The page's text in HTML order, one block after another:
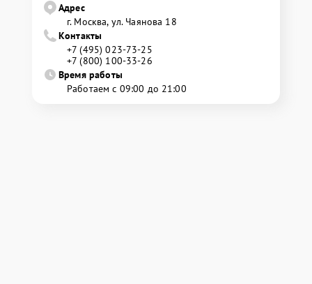
Адрес
г. Москва, ул. Чаянова 18
Контакты
+7 (495) 023-73-25
+7 (800) 100-33-26
Время работы
Работаем с 09:00 до 21:00